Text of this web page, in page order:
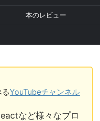
本のレビュー
YouTubeチャンネル
など様々なプロ